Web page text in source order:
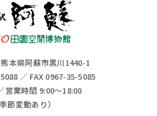
本県阿蘇市黒川1440-1
／ FAX 0967-35-5085
営業時間 9:00～18:00
季節変動あり）